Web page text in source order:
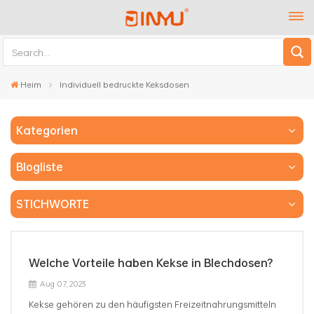
Heim Individuell bedruckte Keksdosen
Kategorien
Blogliste
STICHWORTE
Welche Vorteile haben Kekse in Blechdosen?
Aug 07, 2023
Kekse gehören zu den häufigsten Freizeitnahrungsmitteln